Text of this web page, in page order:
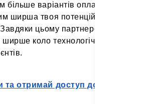
більше варіантів оплати послуг
ширша твоя потенційна
цьому партнерству ти
коло технологічно-
та отримай доступ до демо